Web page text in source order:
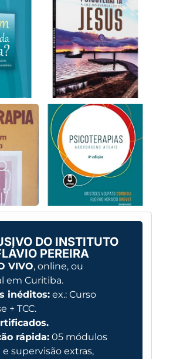
DO INSTITUTO
PEREIRA
VIVO, online, ou
em Curitiba.
inéditos:ex.: Curso
+ TCC.
rápida:05 módulos
supervisão extras,